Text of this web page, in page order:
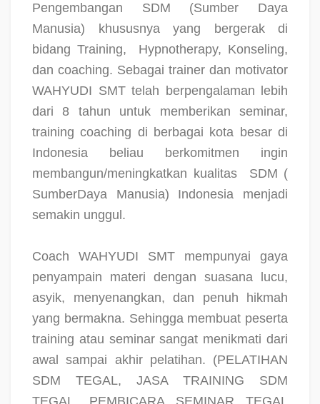
Pengembangan SDM (Sumber Daya
Manusia) khususnya yang bergerak di
bidang Training,
Hypnotherapy, Konseling,
dan coaching. Sebagai trainer dan motivator
WAHYUDI SMT telah berpengalaman lebih
dari 8 tahun untuk memberikan seminar,
training coaching di berbagai kota besar di
Indonesia beliau berkomitmen ingin
membangun/meningkatkan kualitas
SDM (
SumberDaya Manusia) Indonesia menjadi
semakin unggul.
Coach WAHYUDI SMT mempunyai gaya
penyampain materi dengan suasana lucu,
asyik, menyenangkan, dan penuh hikmah
yang bermakna. Sehingga membuat peserta
training atau seminar sangat menikmati dari
awal sampai akhir pelatihan. (PELATIHAN
SDM TEGAL, JASA TRAINING SDM
TEGAL, PEMBICARA SEMINAR TEGAL